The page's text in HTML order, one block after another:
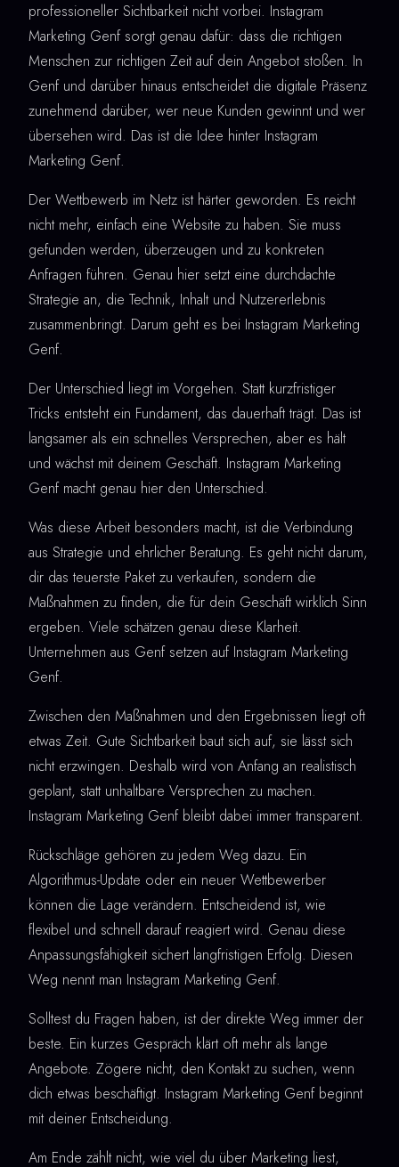
professioneller Sichtbarkeit nicht vorbei. Instagram
Marketing Genf sorgt genau dafür: dass die richtigen
Menschen zur richtigen Zeit auf dein Angebot stoßen. In
Genf und darüber hinaus entscheidet die digitale Präsenz
zunehmend darüber, wer neue Kunden gewinnt und wer
übersehen wird. Das ist die Idee hinter Instagram
Marketing Genf.
Der Wettbewerb im Netz ist härter geworden. Es reicht
nicht mehr, einfach eine Website zu haben. Sie muss
gefunden werden, überzeugen und zu konkreten
Anfragen führen. Genau hier setzt eine durchdachte
Strategie an, die Technik, Inhalt und Nutzererlebnis
zusammenbringt. Darum geht es bei Instagram Marketing
Genf.
Der Unterschied liegt im Vorgehen. Statt kurzfristiger
Tricks entsteht ein Fundament, das dauerhaft trägt. Das ist
langsamer als ein schnelles Versprechen, aber es hält
und wächst mit deinem Geschäft. Instagram Marketing
Genf macht genau hier den Unterschied.
Was diese Arbeit besonders macht, ist die Verbindung
aus Strategie und ehrlicher Beratung. Es geht nicht darum,
dir das teuerste Paket zu verkaufen, sondern die
Maßnahmen zu finden, die für dein Geschäft wirklich Sinn
ergeben. Viele schätzen genau diese Klarheit.
Unternehmen aus Genf setzen auf Instagram Marketing
Genf.
Zwischen den Maßnahmen und den Ergebnissen liegt oft
etwas Zeit. Gute Sichtbarkeit baut sich auf, sie lässt sich
nicht erzwingen. Deshalb wird von Anfang an realistisch
geplant, statt unhaltbare Versprechen zu machen.
Instagram Marketing Genf bleibt dabei immer transparent.
Rückschläge gehören zu jedem Weg dazu. Ein
Algorithmus-Update oder ein neuer Wettbewerber
können die Lage verändern. Entscheidend ist, wie
flexibel und schnell darauf reagiert wird. Genau diese
Anpassungsfähigkeit sichert langfristigen Erfolg. Diesen
Weg nennt man Instagram Marketing Genf.
Solltest du Fragen haben, ist der direkte Weg immer der
beste. Ein kurzes Gespräch klärt oft mehr als lange
Angebote. Zögere nicht, den Kontakt zu suchen, wenn
dich etwas beschäftigt. Instagram Marketing Genf beginnt
mit deiner Entscheidung.
Am Ende zählt nicht, wie viel du über Marketing liest,